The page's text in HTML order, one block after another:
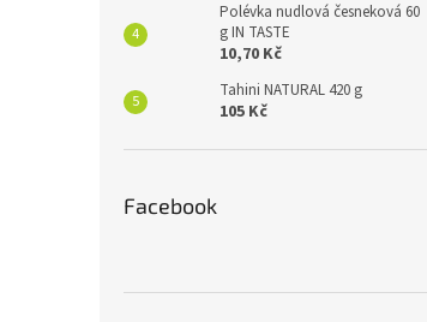
Polévka nudlová česneková 60
g IN TASTE
10,70 Kč
Tahini NATURAL 420 g
105 Kč
Facebook